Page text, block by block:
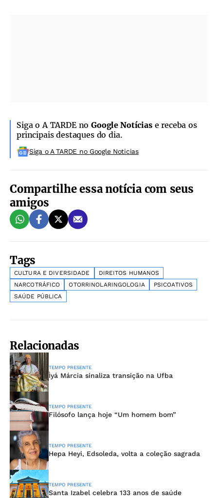
Siga o A TARDE noGoogle Notíciase receba os
principais destaques do dia.
Siga o A TARDE no Google Noticias
Compartilhe essa notícia com seus
amigos
Tags
CULTURA E DIVERSIDADE
DIREITOS HUMANOS
NARCOTRÁFICO
OTORRINOLARINGOLOGIA
PSICOATIVOS
SAÚDE PÚBLICA
Relacionadas
TEMPO PRESENTE
Ìyá Márcia sinaliza transição na Ufba
TEMPO PRESENTE
Filósofo lança hoje “Um homem bom”
TEMPO PRESENTE
Hepa Heyi, Edsoleda, volta a coleção sagrada
TEMPO PRESENTE
Santa Izabel celebra 133 anos de saúde